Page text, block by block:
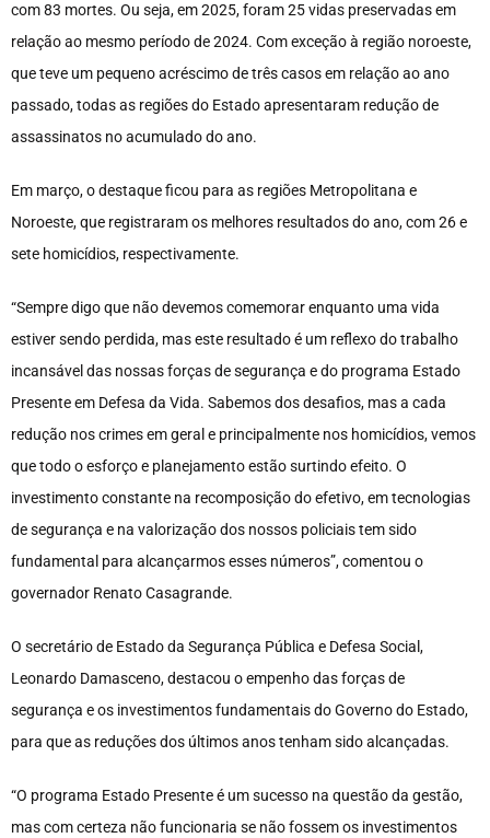
com 83 mortes. Ou seja, em 2025, foram 25 vidas preservadas em
relação ao mesmo período de 2024. Com exceção à região noroeste,
que teve um pequeno acréscimo de três casos em relação ao ano
passado, todas as regiões do Estado apresentaram redução de
assassinatos no acumulado do ano.
Em março, o destaque ficou para as regiões Metropolitana e
Noroeste, que registraram os melhores resultados do ano, com 26 e
sete homicídios, respectivamente.
“Sempre digo que não devemos comemorar enquanto uma vida
estiver sendo perdida, mas este resultado é um reflexo do trabalho
incansável das nossas forças de segurança e do programa Estado
Presente em Defesa da Vida. Sabemos dos desafios, mas a cada
redução nos crimes em geral e principalmente nos homicídios, vemos
que todo o esforço e planejamento estão surtindo efeito. O
investimento constante na recomposição do efetivo, em tecnologias
de segurança e na valorização dos nossos policiais tem sido
fundamental para alcançarmos esses números”, comentou o
governador Renato Casagrande.
O secretário de Estado da Segurança Pública e Defesa Social,
Leonardo Damasceno, destacou o empenho das forças de
segurança e os investimentos fundamentais do Governo do Estado,
para que as reduções dos últimos anos tenham sido alcançadas.
“O programa Estado Presente é um sucesso na questão da gestão,
mas com certeza não funcionaria se não fossem os investimentos